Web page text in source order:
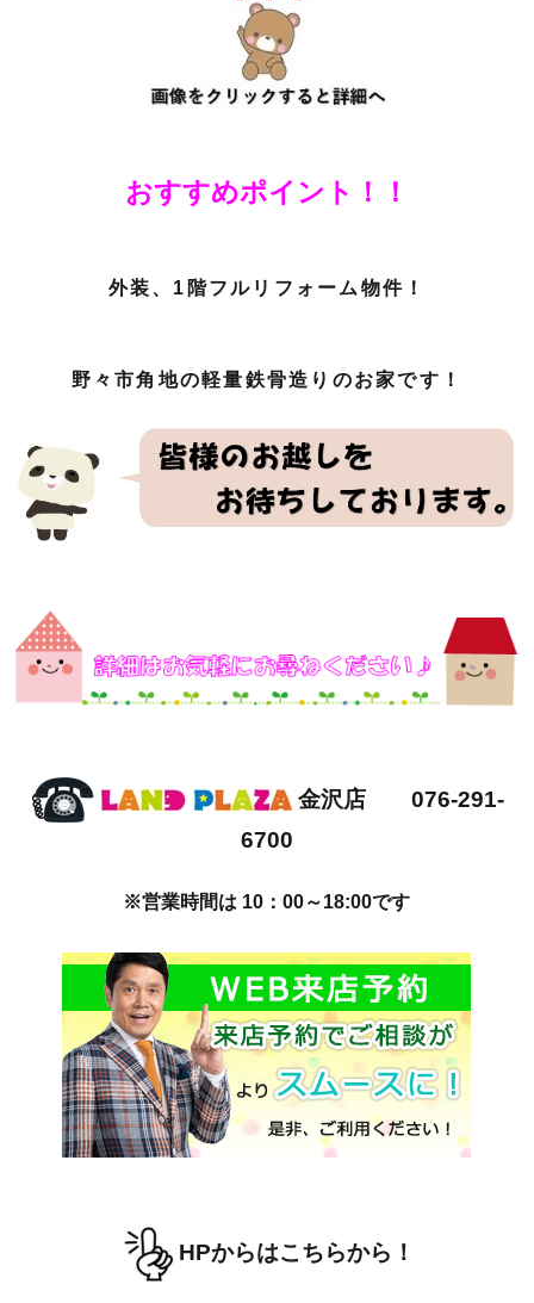
おすすめポイント！！
外装、1階フルリフォーム物件！
野々市角地の軽量鉄骨造りのお家です！
金沢店 076-291-
6700
※営業時間は 10：00～18:00です
HPからはこちらから！